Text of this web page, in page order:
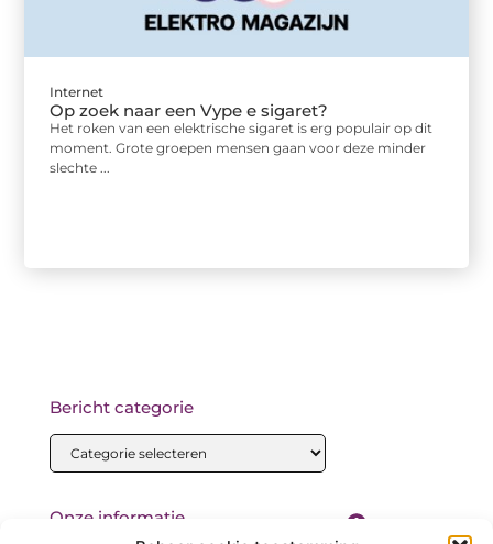
Internet
Op zoek naar een Vype e sigaret?
Het roken van een elektrische sigaret is erg populair op dit
moment. Grote groepen mensen gaan voor deze minder
slechte ...
Onze informatie
Bericht categorie